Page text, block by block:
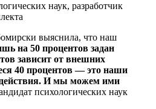
наук, разработчик
выяснила, что наш
на 50 процентов задан
зависит от внешних
40 процентов — это наши
И мы можем ими
психологических наук